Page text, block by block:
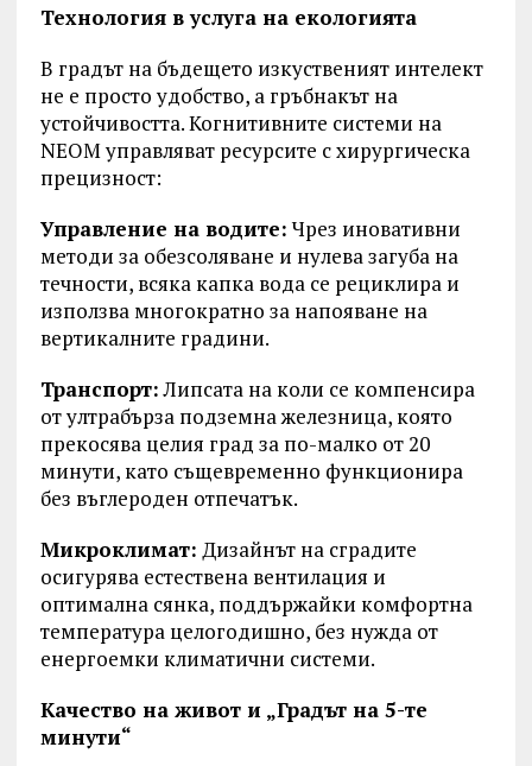
Технология в услуга на екологията
В градът на бъдещето изкуственият интелект
не е просто удобство, а гръбнакът на
устойчивостта. Когнитивните системи на
NEOM управляват ресурсите с хирургическа
прецизност:
Управление на водите:Чрез иновативни
методи за обезсоляване и нулева загуба на
течности, всяка капка вода се рециклира и
използва многократно за напояване на
вертикалните градини.
Транспорт:Липсата на коли се компенсира
от ултрабърза подземна железница, която
прекосява целия град за по-малко от 20
минути, като същевременно функционира
без въглероден отпечатък.
Микроклимат: Дизайнът на сградите
осигурява естествена вентилация и
оптимална сянка, поддържайки комфортна
температура целогодишно, без нужда от
енергоемки климатични системи.
Качество на живот и „Градът на 5-те
минути“